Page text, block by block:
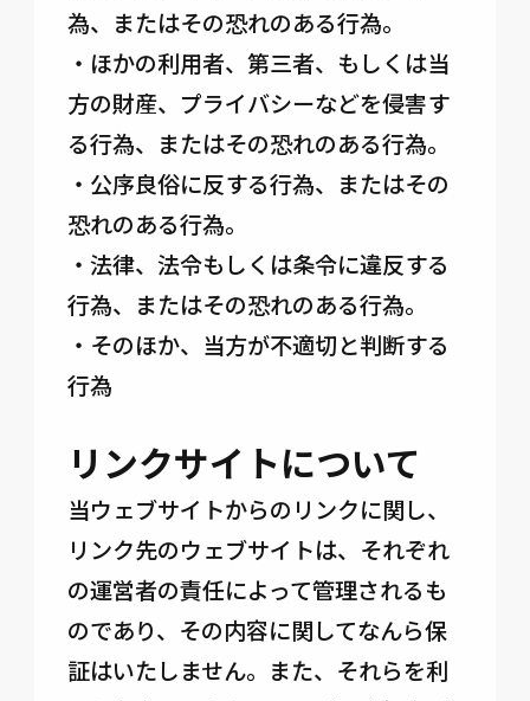
為、またはその恐れのある行為。
・ほかの利用者、第三者、もしくは当
方の財産、プライバシーなどを侵害す
る行為、またはその恐れのある行為。
・公序良俗に反する行為、またはその
恐れのある行為。
・法律、法令もしくは条令に違反する
行為、またはその恐れのある行為。
・そのほか、当方が不適切と判断する
行為
リンクサイトについて
当ウェブサイトからのリンクに関し、
リンク先のウェブサイトは、それぞれ
の運営者の責任によって管理されるも
のであり、その内容に関してなんら保
証はいたしません。また、それらを利